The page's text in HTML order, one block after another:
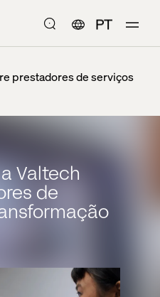
PT
prestadores de serviços
Valtech
de